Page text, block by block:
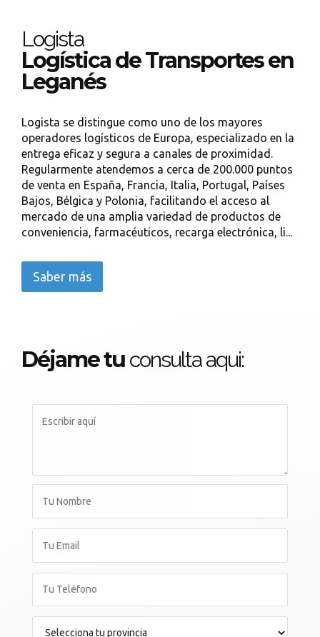
Logista
Logística de Transportes en
Leganés
Logista se distingue como uno de los mayores
operadores logísticos de Europa, especializado en la
entrega eficaz y segura a canales de proximidad.
Regularmente atendemos a cerca de 200.000 puntos
de venta en España, Francia, Italia, Portugal, Países
Bajos, Bélgica y Polonia, facilitando el acceso al
mercado de una amplia variedad de productos de
conveniencia, farmacéuticos, recarga electrónica, li...
Saber más
Déjame tu consulta aqui: